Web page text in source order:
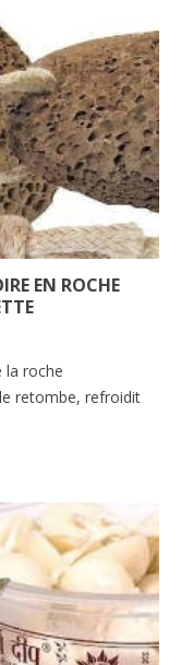
EN ROCHE
la roche
retombe, refroidit